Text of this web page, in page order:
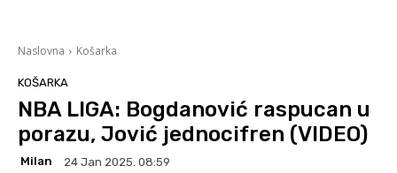
Naslovna Košarka
KOŠARKA
NBA LIGA: Bogdanović raspucan u
porazu, Jović jednocifren (VIDEO)
Milan 24 Jan 2025. 08:59